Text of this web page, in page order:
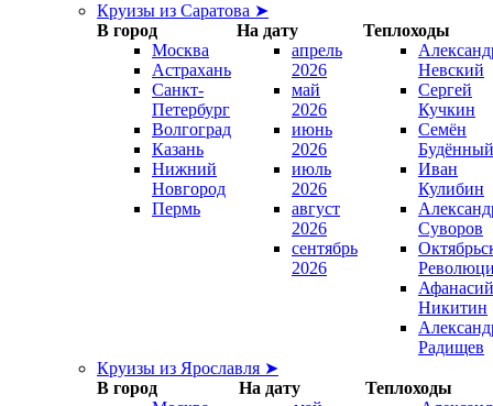
Круизы из Саратова ➤
В город
На дату
Теплоходы
Москва
Астрахань
Санкт-
Петербург
Волгоград
Казань
Нижний
Новгород
Пермь
апрель
2026
май
2026
июнь
2026
июль
2026
август
2026
сентябрь
2026
Невский
Сергей
Кучкин
Семён
Будённый
Иван
Кулибин
Суворов
Афанасий
Никитин
Радищев
Круизы из Ярославля ➤
В город
На дату
Теплоходы